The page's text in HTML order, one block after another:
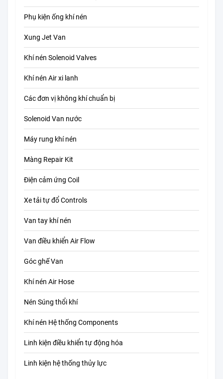
Phụ kiện ống khí nén
Xung Jet Van
Khí nén Solenoid Valves
Khí nén Air xi lanh
Các đơn vị không khí chuẩn bị
Solenoid Van nước
Máy rung khí nén
Màng Repair Kit
Điện cảm ứng Coil
Xe tải tự đổ Controls
Van tay khí nén
Van điều khiển Air Flow
Góc ghế Van
Khí nén Air Hose
Nén Súng thổi khí
Khí nén Hệ thống Components
Linh kiện điều khiển tự động hóa
Linh kiện hệ thống thủy lực